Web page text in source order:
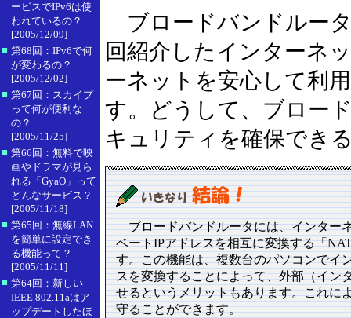
ービスでIPv6は使
われているの？
[2005/12/09]
■ 第68回：IPv6で何
が変わるの？
[2005/12/02]
■ 第67回：スカイプ
って何が便利な
の？
[2005/11/25]
■ 第66回：無料で映
画やドラマが見ら
れる「GyaO」って
どんなサービス？
[2005/11/18]
■ 第65回：無線LAN
を簡単に設定でき
る機能って？
[2005/11/11]
■ 第64回：新しい
IEEE 802.11aはア
ップデートしたほ
ブロードバンドルー
回紹介したインターネ
ーネットを安心して利
す。どうして、ブロー
キュリティを確保でき
ブロードバンドルータには、インター
ベートIPアドレスを相互に変換する「
す。この機能は、複数台のパソコンでイ
スを変換することによって、外部（イン
せるというメリットもあります。これに
守ることができます。